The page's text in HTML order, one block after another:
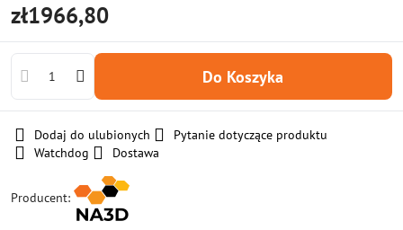
zł1966,80
Do Koszyka
Dodaj do ulubionych
Pytanie dotyczące produktu
Watchdog
Dostawa
Producent: